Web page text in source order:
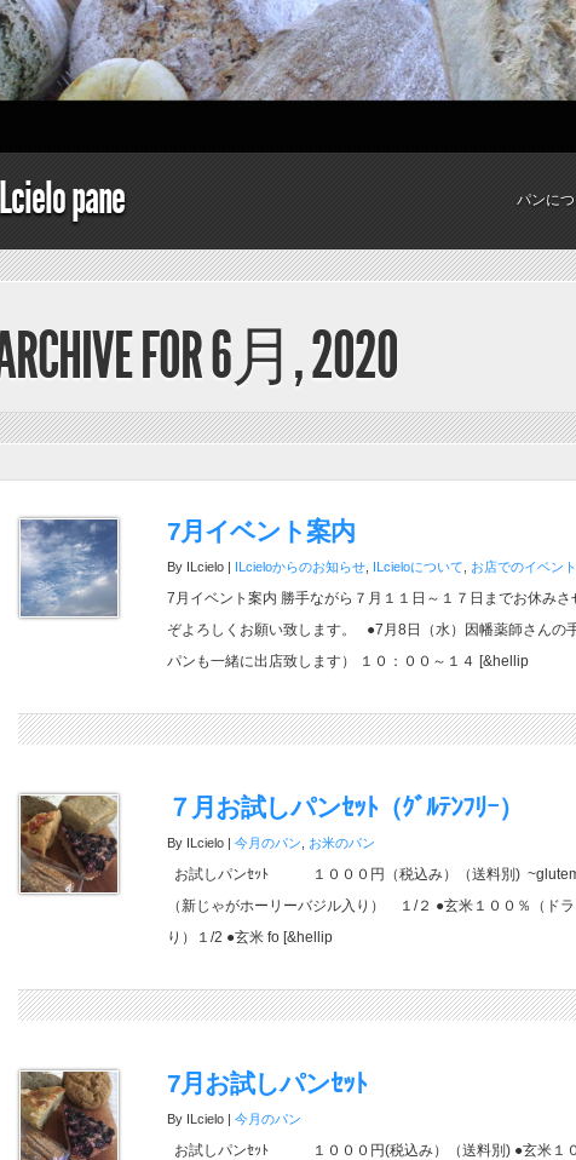
pane パンに
FOR 6月, 2020
7月イベント案内
By ILcielo | ILcieloからのお知らせ ILcieloについて お店でのイベント
7月イベント案内 勝手ながら７月１１日～１７日までお休みさ
ぞよろしくお願い致します。 ●7月8日（水）因幡薬師さん
パンも一緒に出店致します） １０：００～１４ [&hellip
７月お試しパンｾｯﾄ（ｸﾞﾙﾃﾝﾌﾘｰ）
By ILcielo | 今月のパン お米のパン
お試しパンｾｯﾄ １０００円（税込み）（送料別) ~glutem
（新じゃがホーリーバジル入り） １/２ ●玄米１００％（ド
り）１/2 ●玄米 fo [&hellip
7月お試しパンｾｯﾄ
By ILcielo | 今月のパン
お試しパンｾｯﾄ １０００円(税込み）（送料別) ●玄米１０